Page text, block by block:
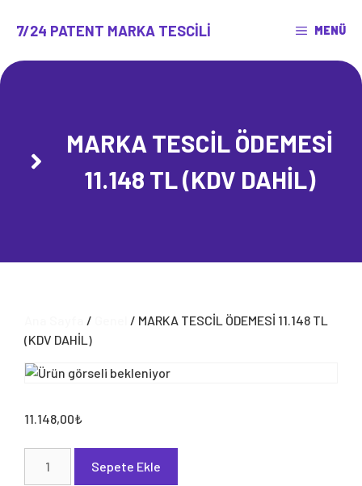
atla7/24 PATENT MARKA TESCILI MENÜ
MARKA TESCİL ÖDEMESİ
11.148 TL (KDV DAHİL)
/
/ MARKA TESCİL ÖDEMESİ 11.148 TL
(KDV DAHİL)
11.148,00₺
TESCİL
Sepete Ekle